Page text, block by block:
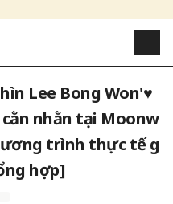
Lee Bong Won'♥
nhằn tại Moonw
trình thực tế g
hợp]